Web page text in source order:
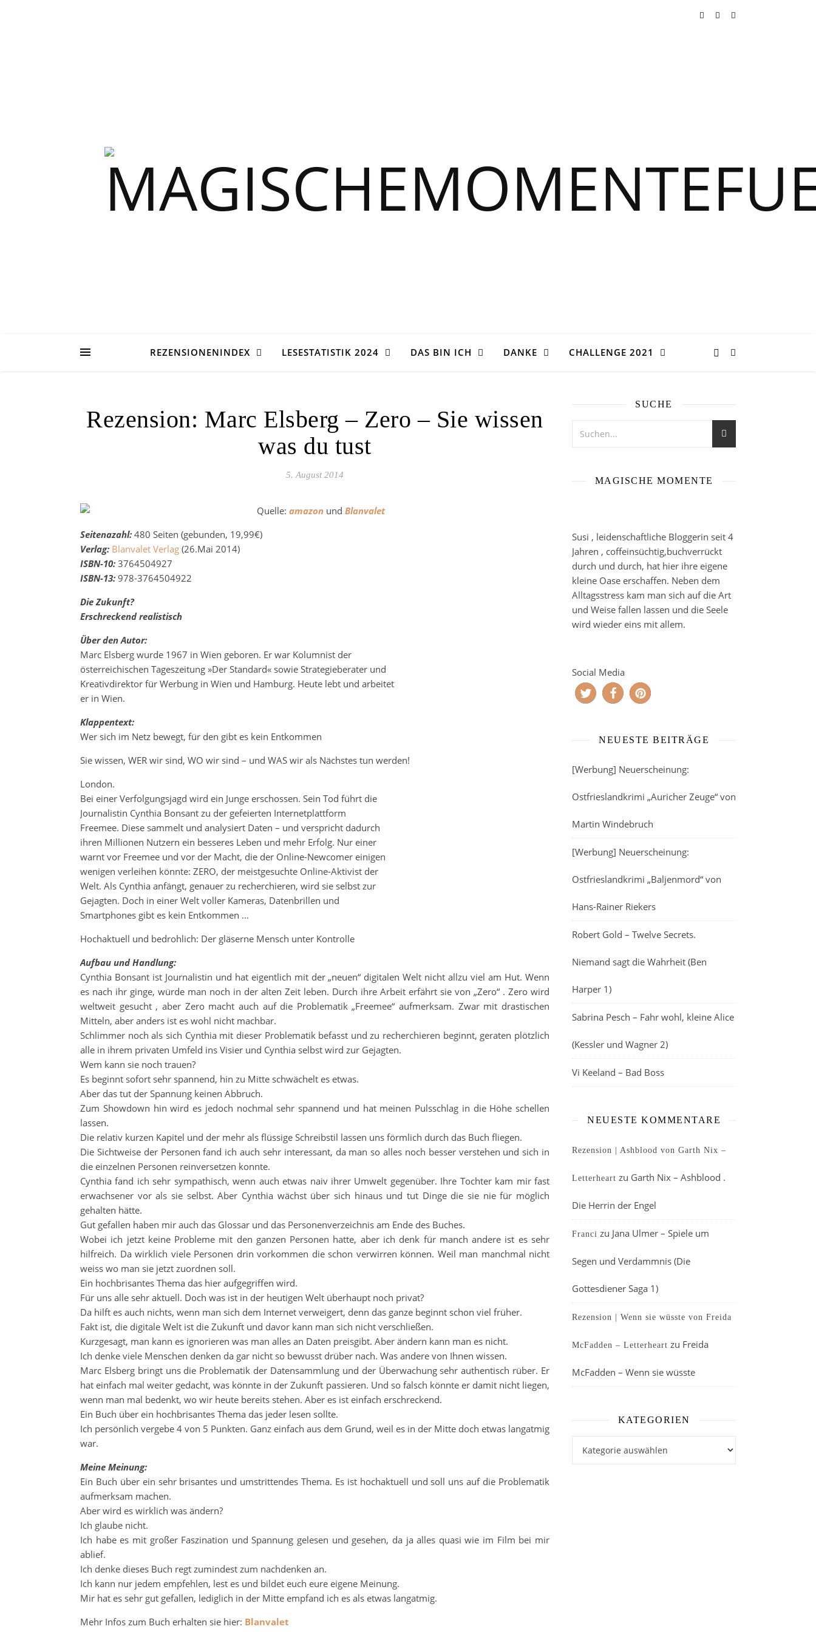
REZENSIONENINDEX LESESTATISTIK 2024 DAS BIN ICH DANKE CHALLENGE 2021
Rezension: Marc Elsberg – Zero – Sie wissen
was du tust
5. August 2014
Quelle: amazon und Blanvalet
Seitenazahl: 480 Seiten (gebunden, 19,99€)
Verlag: Blanvalet Verlag (26.Mai 2014)
ISBN-10: 3764504927
ISBN-13: 978-3764504922
Die Zukunft?
Erschreckend realistisch
Über den Autor:
Marc Elsberg wurde 1967 in Wien geboren. Er war Kolumnist der
österreichischen Tageszeitung »Der Standard« sowie Strategieberater und
Kreativdirektor für Werbung in Wien und Hamburg. Heute lebt und arbeitet
er in Wien.
Klappentext:
Wer sich im Netz bewegt, für den gibt es kein Entkommen
Sie wissen, WER wir sind, WO wir sind – und WAS wir als Nächstes tun werden!
London.
Bei einer Verfolgungsjagd wird ein Junge erschossen. Sein Tod führt die
Journalistin Cynthia Bonsant zu der gefeierten Internetplattform
Freemee. Diese sammelt und analysiert Daten – und verspricht dadurch
ihren Millionen Nutzern ein besseres Leben und mehr Erfolg. Nur einer
warnt vor Freemee und vor der Macht, die der Online-Newcomer einigen
wenigen verleihen könnte: ZERO, der meistgesuchte Online-Aktivist der
Welt. Als Cynthia anfängt, genauer zu recherchieren, wird sie selbst zur
Gejagten. Doch in einer Welt voller Kameras, Datenbrillen und
Smartphones gibt es kein Entkommen …
Hochaktuell und bedrohlich: Der gläserne Mensch unter Kontrolle
Aufbau und Handlung:
Cynthia Bonsant ist Journalistin und hat eigentlich mit der „neuen“ digitalen Welt nicht allzu viel am Hut. Wenn
es nach ihr ginge, würde man noch in der alten Zeit leben. Durch ihre Arbeit erfährt sie von „Zero“ . Zero wird
weltweit gesucht , aber Zero macht auch auf die Problematik „Freemee“ aufmerksam. Zwar mit drastischen
Mitteln, aber anders ist es wohl nicht machbar.
Schlimmer noch als sich Cynthia mit dieser Problematik befasst und zu recherchieren beginnt, geraten plötzlich
alle in ihrem privaten Umfeld ins Visier und Cynthia selbst wird zur Gejagten.
Wem kann sie noch trauen?
Es beginnt sofort sehr spannend, hin zu Mitte schwächelt es etwas.
Aber das tut der Spannung keinen Abbruch.
Zum Showdown hin wird es jedoch nochmal sehr spannend und hat meinen Pulsschlag in die Höhe schellen
lassen.
Die relativ kurzen Kapitel und der mehr als flüssige Schreibstil lassen uns förmlich durch das Buch fliegen.
Die Sichtweise der Personen fand ich auch sehr interessant, da man so alles noch besser verstehen und sich in
die einzelnen Personen reinversetzen konnte.
Cynthia fand ich sehr sympathisch, wenn auch etwas naiv ihrer Umwelt gegenüber. Ihre Tochter kam mir fast
erwachsener vor als sie selbst. Aber Cynthia wächst über sich hinaus und tut Dinge die sie nie für möglich
gehalten hätte.
Gut gefallen haben mir auch das Glossar und das Personenverzeichnis am Ende des Buches.
Wobei ich jetzt keine Probleme mit den ganzen Personen hatte, aber ich denk für manch andere ist es sehr
hilfreich. Da wirklich viele Personen drin vorkommen die schon verwirren können. Weil man manchmal nicht
weiss wo man sie jetzt zuordnen soll.
Ein hochbrisantes Thema das hier aufgegriffen wird.
Für uns alle sehr aktuell. Doch was ist in der heutigen Welt überhaupt noch privat?
Da hilft es auch nichts, wenn man sich dem Internet verweigert, denn das ganze beginnt schon viel früher.
Fakt ist, die digitale Welt ist die Zukunft und davor kann man sich nicht verschließen.
Kurzgesagt, man kann es ignorieren was man alles an Daten preisgibt. Aber ändern kann man es nicht.
Ich denke viele Menschen denken da gar nicht so bewusst drüber nach. Was andere von Ihnen wissen.
Marc Elsberg bringt uns die Problematik der Datensammlung und der Überwachung sehr authentisch rüber. Er
hat einfach mal weiter gedacht, was könnte in der Zukunft passieren. Und so falsch könnte er damit nicht liegen,
wenn man mal bedenkt, wo wir heute bereits stehen. Aber es ist einfach erschreckend.
Ein Buch über ein hochbrisantes Thema das jeder lesen sollte.
Ich persönlich vergebe 4 von 5 Punkten. Ganz einfach aus dem Grund, weil es in der Mitte doch etwas langatmig
war.
Meine Meinung:
Ein Buch über ein sehr brisantes und umstrittendes Thema. Es ist hochaktuell und soll uns auf die Problematik
aufmerksam machen.
Aber wird es wirklich was ändern?
Ich glaube nicht.
Ich habe es mit großer Faszination und Spannung gelesen und gesehen, da ja alles quasi wie im Film bei mir
ablief.
Ich denke dieses Buch regt zumindest zum nachdenken an.
Ich kann nur jedem empfehlen, lest es und bildet euch eure eigene Meinung.
Mir hat es sehr gut gefallen, lediglich in der Mitte empfand ich es als etwas langatmig.
Mehr Infos zum Buch erhalten sie hier: Blanvalet
SUCHE
MAGISCHE MOMENTE
Susi , leidenschaftliche Bloggerin seit 4
Jahren , coffeinsüchtig,buchverrückt
durch und durch, hat hier ihre eigene
kleine Oase erschaffen. Neben dem
Alltagsstress kam man sich auf die Art
und Weise fallen lassen und die Seele
wird wieder eins mit allem.
Social Media
NEUESTE BEITRÄGE
[Werbung] Neuerscheinung:
Ostfrieslandkrimi „Auricher Zeuge“ von
Martin Windebruch
[Werbung] Neuerscheinung:
Ostfrieslandkrimi „Baljenmord“ von
Hans-Rainer Riekers
Robert Gold – Twelve Secrets.
Niemand sagt die Wahrheit (Ben
Harper 1)
Sabrina Pesch – Fahr wohl, kleine Alice
(Kessler und Wagner 2)
Vi Keeland – Bad Boss
NEUESTE KOMMENTARE
Rezension | Ashblood von Garth Nix –
Letterheart zu Garth Nix – Ashblood .
Die Herrin der Engel
Franci zu Jana Ulmer – Spiele um
Segen und Verdammnis (Die
Gottesdiener Saga 1)
Rezension | Wenn sie wüsste von Freida
McFadden – Letterheart zu Freida
McFadden – Wenn sie wüsste
KATEGORIEN